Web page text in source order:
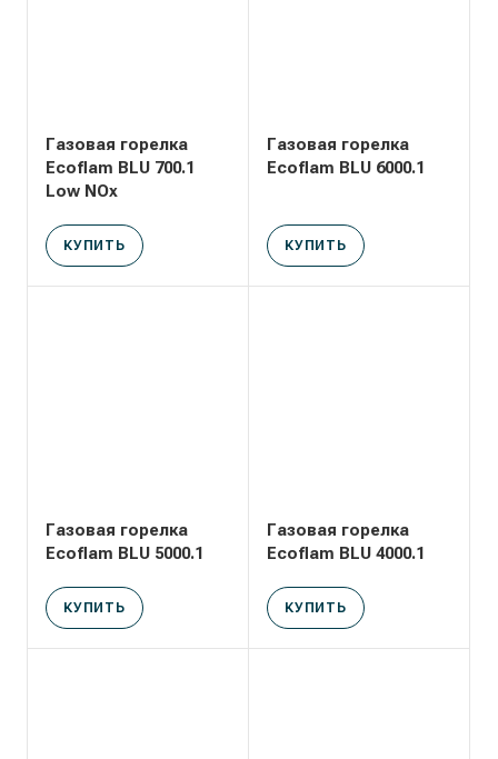
Газовая горелка
Ecoflam BLU 700.1
Low NOx
КУПИТЬ
Газовая горелка
Ecoflam BLU 6000.1
КУПИТЬ
Газовая горелка
Ecoflam BLU 5000.1
КУПИТЬ
Газовая горелка
Ecoflam BLU 4000.1
КУПИТЬ